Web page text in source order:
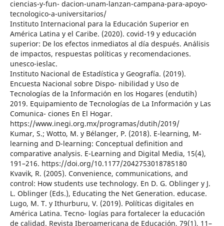
ciencias-y-fun- dacion-unam-lanzan-campana-para-apoyo-
tecnologico-a-universitarios/
Instituto Internacional para la Educación Superior en
América Latina y el Caribe. (2020). covid-19 y educación
superior: De los efectos inmediatos al día después. Análisis
de impactos, respuestas políticas y recomendaciones.
unesco-ieslac.
Instituto Nacional de Estadística y Geografía. (2019).
Encuesta Nacional sobre Dispo- nibilidad y Uso de
Tecnologías de la Información en los Hogares (endutih)
2019. Equipamiento de Tecnologías de La Información y Las
Comunica- ciones En El Hogar.
https://www.inegi.org.mx/programas/dutih/2019/
Kumar, S.; Wotto, M. y Bélanger, P. (2018). E-learning, M-
learning and D-learning: Conceptual definition and
comparative analysis. E-Learning and Digital Media, 15(4),
191–216. https://doi.org/10.1177/2042753018785180
Kvavik, R. (2005). Convenience, communications, and
control: How students use technology. En D. G. Oblinger y J.
L. Oblinger (Eds.), Educating the Net Generation. educase.
Lugo, M. T. y Ithurburu, V. (2019). Políticas digitales en
América Latina. Tecno- logías para fortalecer la educación
de calidad. Revista Iberoamericana de Educación, 79(1), 11–